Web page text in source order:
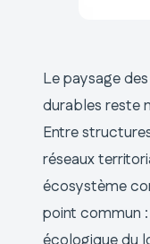
Le paysage
durables reste
Entre
réseaux
écosystème
point commun